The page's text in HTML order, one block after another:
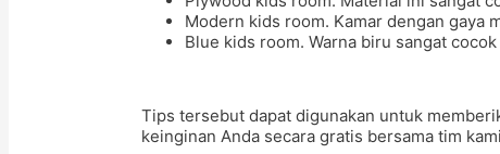
Modern kids room. Kamar dengan gaya
Blue kids room. Warna biru sangat
Tips tersebut dapat digunakan untuk
keinginan Anda secara gratis bersama tim